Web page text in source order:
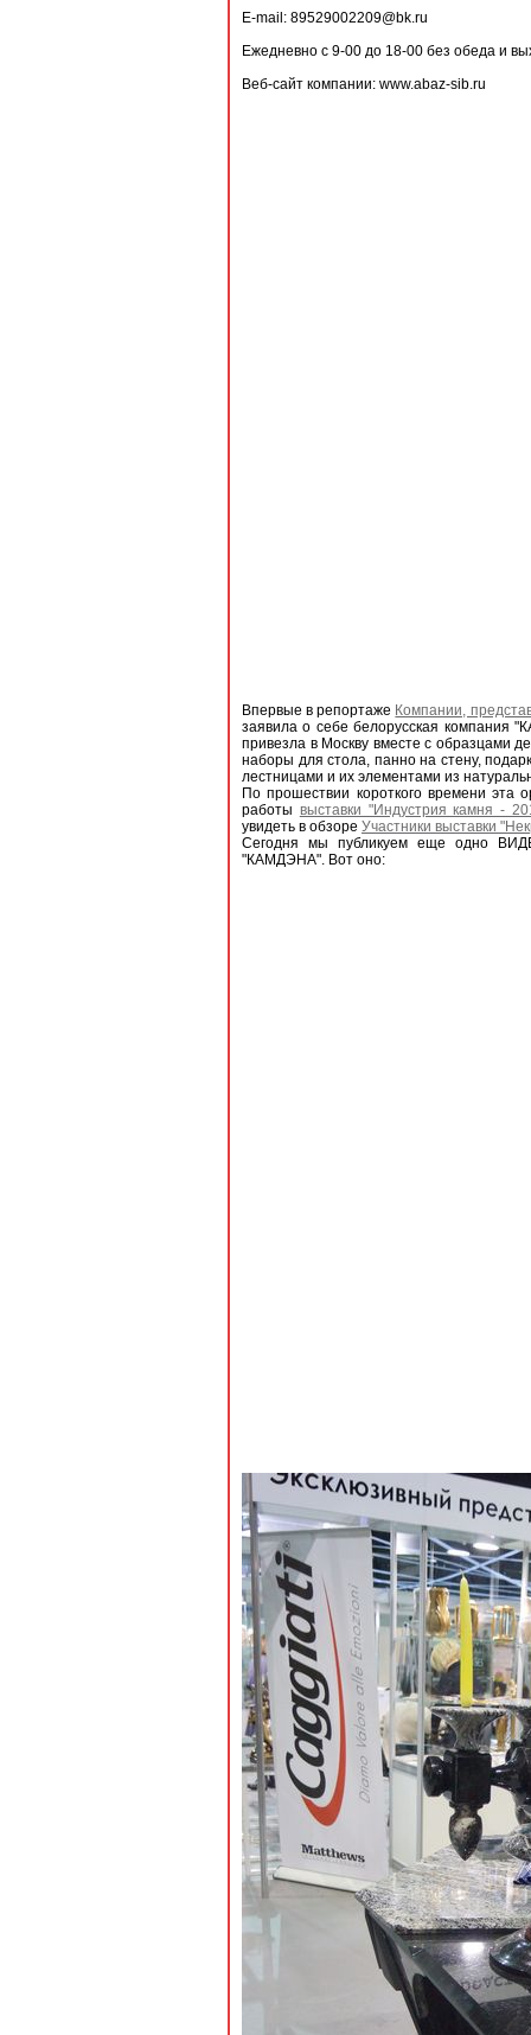
E-mail: 89529002209@bk.ru
Ежедневно с 9-00 до 18-00 без обеда и
Веб-сайт компании: www.abaz-sib.ru
Впервые в репортаже Компании,
заявила о себе белорусская компания
привезла в Москву вместе с образцами
наборы для стола, панно на стену,
лестницами и их элементами из
По прошествии короткого времени эта
работы выставки "Индустрия камня -
увидеть в обзоре Участники выставки
Сегодня мы публикуем еще одно
"КАМДЭНА". Вот оно: